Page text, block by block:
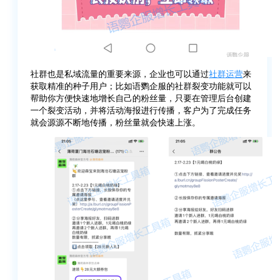
社群也是私域流量的重要来源，企业也可以通过社群运营来
获取精准的种子用户；比如语鹦企服的社群裂变功能就可以
帮助你方便快速地增长自己的粉丝量，只要在管理后台创建
一个裂变活动，并将活动海报进行传播，客户为了完成任务
就会源源不断地传播，粉丝量就会快速上涨。